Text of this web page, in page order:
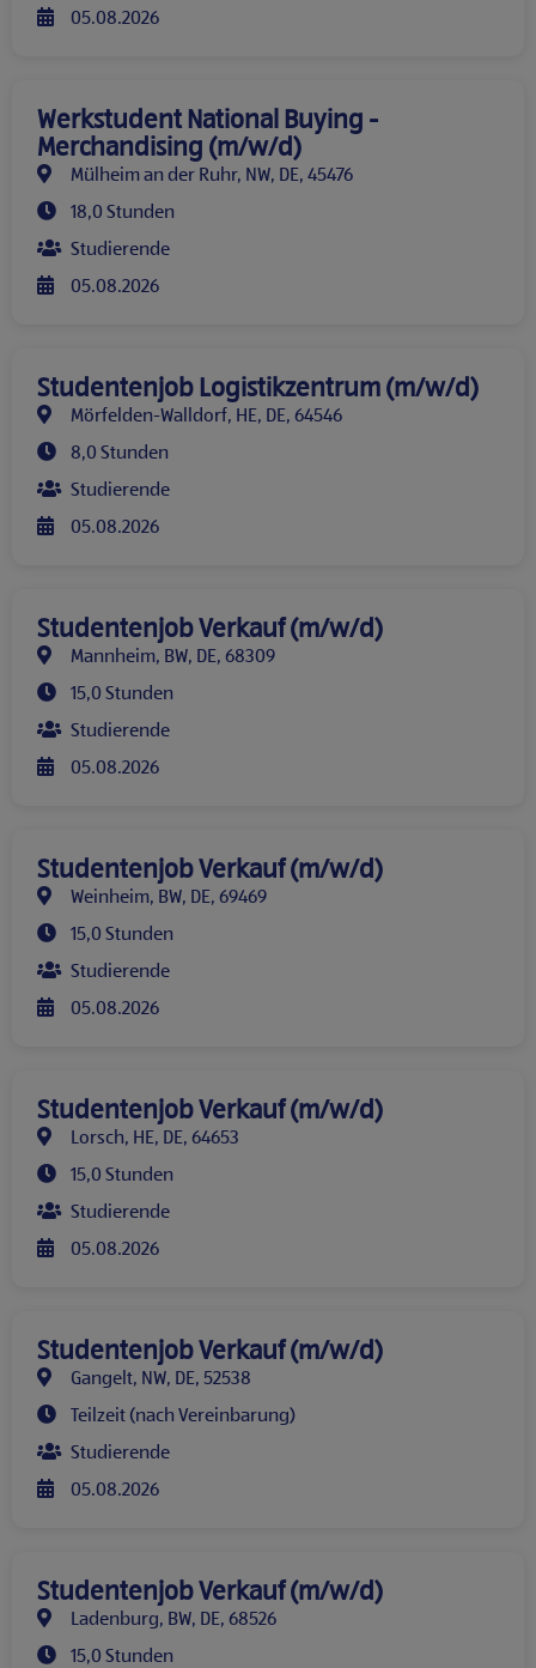
05.08.2026
Werkstudent National Buying -
Merchandising (m/w/d)
Mülheim an der Ruhr, NW, DE, 45476
18,0 Stunden
Studierende
05.08.2026
Studentenjob Logistikzentrum (m/w/d)
Mörfelden-Walldorf, HE, DE, 64546
8,0 Stunden
Studierende
05.08.2026
Studentenjob Verkauf (m/w/d)
Mannheim, BW, DE, 68309
15,0 Stunden
Studierende
05.08.2026
Studentenjob Verkauf (m/w/d)
Weinheim, BW, DE, 69469
15,0 Stunden
Studierende
05.08.2026
Studentenjob Verkauf (m/w/d)
Lorsch, HE, DE, 64653
15,0 Stunden
Studierende
05.08.2026
Studentenjob Verkauf (m/w/d)
Gangelt, NW, DE, 52538
Teilzeit (nach Vereinbarung)
Studierende
05.08.2026
Studentenjob Verkauf (m/w/d)
Ladenburg, BW, DE, 68526
15,0 Stunden